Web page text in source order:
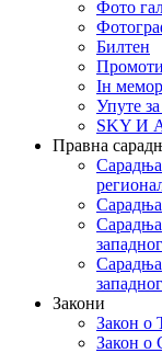
Фото
Билтен
Iн
Упуте
SKY И
Правна
Закони
Закон о
Закон о